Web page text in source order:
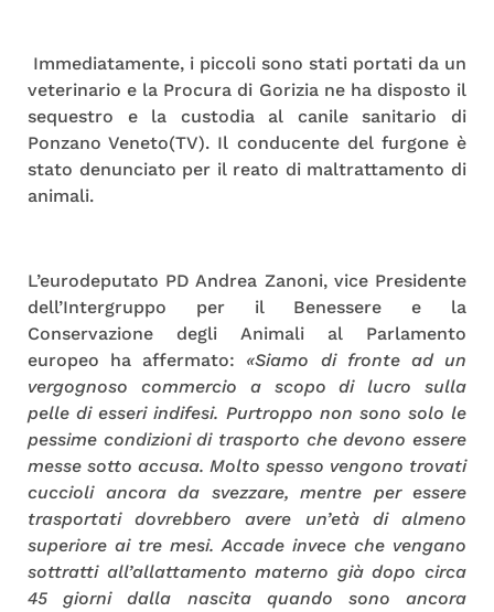
Immediatamente, i piccoli sono stati portati da un
veterinario e la Procura di Gorizia ne ha disposto il
sequestro e la custodia al canile sanitario di
Ponzano Veneto(TV). Il conducente del furgone è
stato denunciato per il reato di maltrattamento di
animali.
L’eurodeputato PD Andrea Zanoni, vice Presidente
dell’Intergruppo per il Benessere e la
Conservazione degli Animali al Parlamento
europeo ha affermato: «Siamo di fronte ad un
vergognoso commercio a scopo di lucro sulla
pelle di esseri indifesi. Purtroppo non sono solo le
pessime condizioni di trasporto che devono essere
messe sotto accusa. Molto spesso vengono trovati
cuccioli ancora da svezzare, mentre per essere
trasportati dovrebbero avere un’età di almeno
superiore ai tre mesi. Accade invece che vengano
sottratti all’allattamento materno già dopo circa
45 giorni dalla nascita quando sono ancora